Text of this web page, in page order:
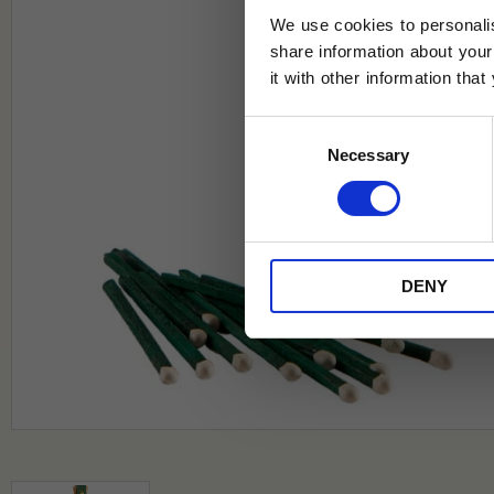
We use cookies to
share information about
it with other information that
Necessary
DENY
Jag samtycker till Tehuset Javas
* Rabatten gäller endast online på
på ordinarie priser och kan ej